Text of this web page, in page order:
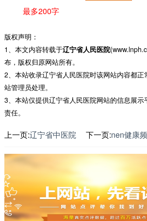
最多200字
版权声明：
1、本文内容转载于辽宁省人民医院
布，版权归原网站所有。
2、本站收录辽宁省人民医院时该网站内容都正
站管理员处理。
3、本站仅提供辽宁省人民医院网站的信息展
责任。
上一页:辽宁省中医院 下一页:nen健康